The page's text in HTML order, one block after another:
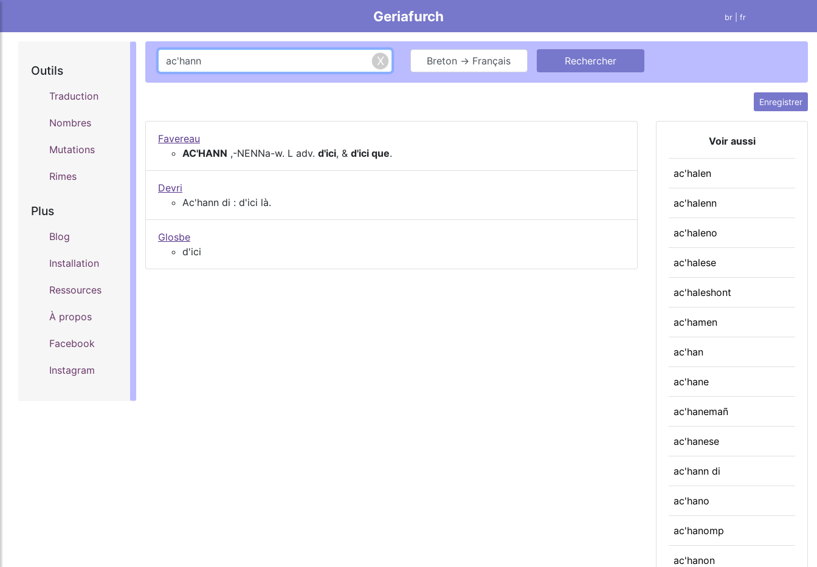
Geriafurch br | fr
Outils
Traduction
Nombres
Mutations
Rimes
Plus
Blog
Installation
Ressources
À propos
Facebook
Instagram
Breton → Français
Enregistrer
Favereau
AC'HANN ,-NENNa-w. L adv. d'ici, & d'ici que.
Devri
Ac'hann di : d'ici là.
Glosbe
d'ici
Voir aussi
ac'halen
ac'halenn
ac'haleno
ac'halese
ac'haleshont
ac'hamen
ac'han
ac'hane
ac'hanemañ
ac'hanese
ac'hann di
ac'hano
ac'hanomp
ac'hanon